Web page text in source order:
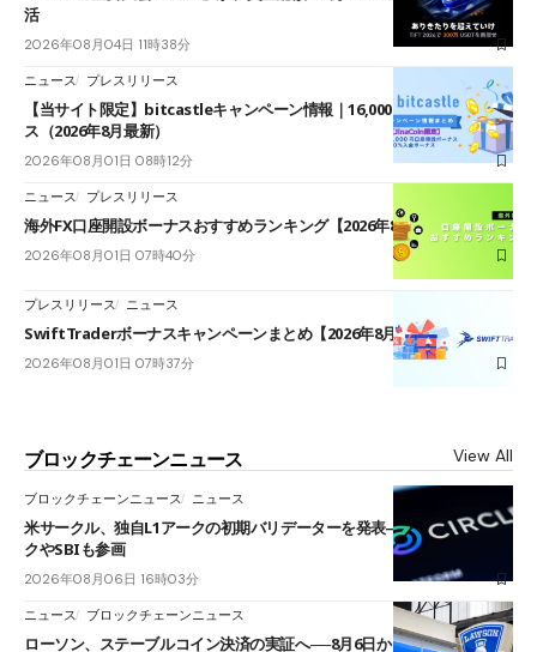
活
2026年08月04日 11時38分
ニュース プレスリリース
【当サイト限定】bitcastleキャンペーン情報｜16,000円口座開設ボーナ
ス（2026年8月最新）
2026年08月01日 08時12分
ニュース プレスリリース
海外FX口座開設ボーナスおすすめランキング【2026年8月最新】
2026年08月01日 07時40分
プレスリリース ニュース
SwiftTraderボーナスキャンペーンまとめ【2026年8月最新】
2026年08月01日 07時37分
ブロックチェーンニュース View All
ブロックチェーンニュース ニュース
米サークル、独自L1アークの初期バリデーターを発表――ブラックロッ
クやSBIも参画
2026年08月06日 16時03分
ニュース ブロックチェーンニュース
ローソン、ステーブルコイン決済の実証へ──8月6日からJPYCやUSDC対